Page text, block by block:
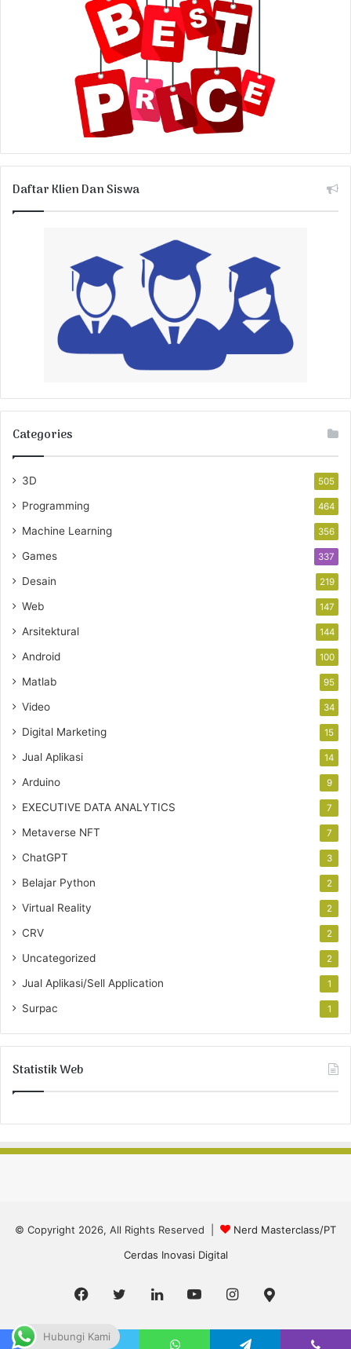
Daftar Klien Dan Siswa
Categories
3D 505
Programming 464
Machine Learning 356
Games 337
Desain 219
Web 147
Arsitektural 144
Android 100
Matlab 95
Video 34
Digital Marketing 15
Jual Aplikasi 14
Arduino 9
EXECUTIVE DATA ANALYTICS 7
Metaverse NFT 7
ChatGPT 3
Belajar Python 2
Virtual Reality 2
CRV 2
Uncategorized 2
Jual Aplikasi/Sell Application 1
Surpac 1
Statistik Web
© Copyright 2026, All Rights Reserved |
Nerd Masterclass/PT
Cerdas Inovasi Digital
Facebook
TwitterLinkedInYouTubeInstagram
Maps
Hubungi Kami